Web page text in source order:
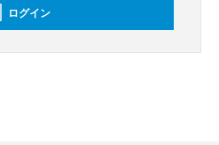
ログイン